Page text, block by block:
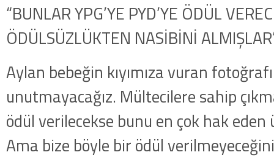
“BUNLAR YPG’YE PYD’YE ÖDÜL
ÖDÜLSÜZLÜKTEN NASİBİNİ
Aylan bebeğin kıyımıza vuran
unutmayacağız. Mültecilere sahip
ödül verilecekse bunu en çok hak eden
Ama bize böyle bir ödül